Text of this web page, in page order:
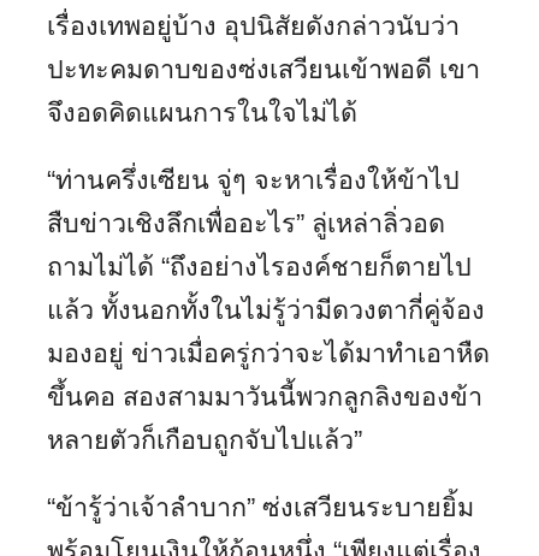
เรื่องเทพอยู่บ้าง อุปนิสัยดังกล่าวนับว่า
ปะทะคมดาบของซ่งเสวียนเข้าพอดี เขา
จึงอดคิดแผนการในใจไม่ได้
“ท่านครึ่งเซียน จู่ๆ จะหาเรื่องให้ข้าไป
สืบข่าวเชิงลึกเพื่ออะไร” ลู่เหล่าลิ่วอด
ถามไม่ได้ “ถึงอย่างไรองค์ชายก็ตายไป
แล้ว ทั้งนอกทั้งในไม่รู้ว่ามีดวงตากี่คู่จ้อง
มองอยู่ ข่าวเมื่อครู่กว่าจะได้มาทำเอาหืด
ขึ้นคอ สองสามมาวันนี้พวกลูกลิงของข้า
หลายตัวก็เกือบถูกจับไปแล้ว”
“ข้ารู้ว่าเจ้าลำบาก” ซ่งเสวียนระบายยิ้ม